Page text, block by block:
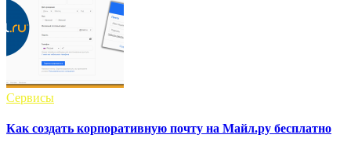
Сервисы
Как создать корпоративную почту на Майл.ру бесплатно